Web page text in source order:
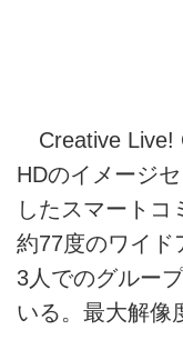
Creative Live!
HDのイメージ
したスマートコ
約77度のワイド
3人でのグルー
いる。最大解像